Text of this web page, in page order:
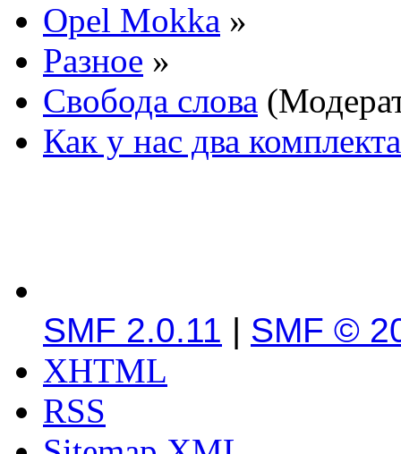
Opel Mokka »
Разное »
Свобода слова
Как у нас два
SMF 2.0.11 | SMF ©
XHTML
RSS